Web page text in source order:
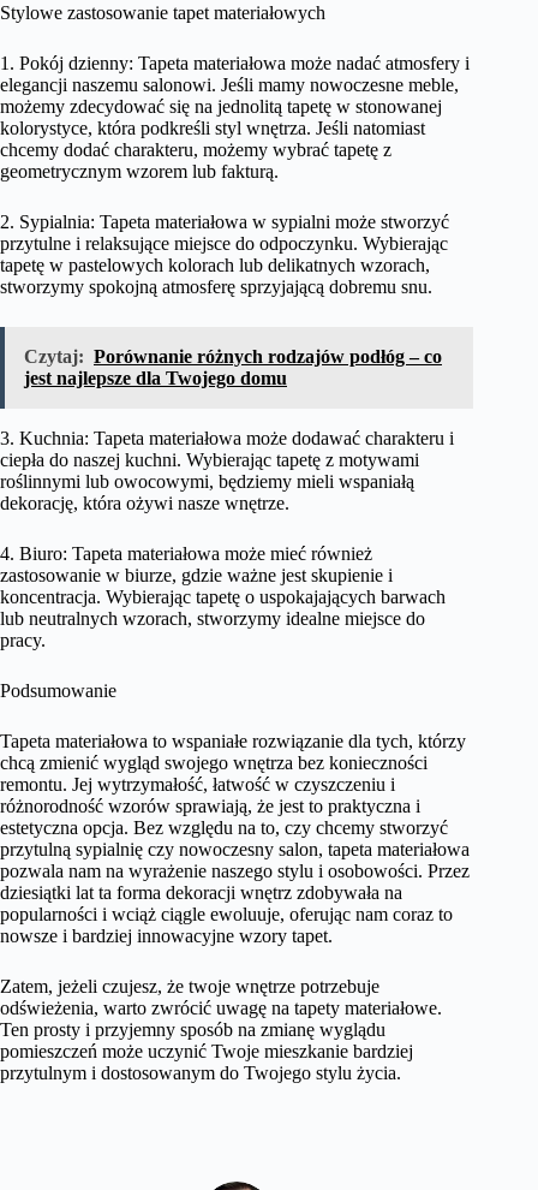
Stylowe zastosowanie tapet materiałowych
1. Pokój dzienny: Tapeta materiałowa może nadać atmosfery i
elegancji naszemu salonowi. Jeśli mamy nowoczesne meble,
możemy zdecydować się na jednolitą tapetę w stonowanej
kolorystyce, która podkreśli styl wnętrza. Jeśli natomiast
chcemy dodać charakteru, możemy wybrać tapetę z
geometrycznym wzorem lub fakturą.
2. Sypialnia: Tapeta materiałowa w sypialni może stworzyć
przytulne i relaksujące miejsce do odpoczynku. Wybierając
tapetę w pastelowych kolorach lub delikatnych wzorach,
stworzymy spokojną atmosferę sprzyjającą dobremu snu.
Czytaj: Porównanie różnych rodzajów podłóg – co
jest najlepsze dla Twojego domu
3. Kuchnia: Tapeta materiałowa może dodawać charakteru i
ciepła do naszej kuchni. Wybierając tapetę z motywami
roślinnymi lub owocowymi, będziemy mieli wspaniałą
dekorację, która ożywi nasze wnętrze.
4. Biuro: Tapeta materiałowa może mieć również
zastosowanie w biurze, gdzie ważne jest skupienie i
koncentracja. Wybierając tapetę o uspokajających barwach
lub neutralnych wzorach, stworzymy idealne miejsce do
pracy.
Podsumowanie
Tapeta materiałowa to wspaniałe rozwiązanie dla tych, którzy
chcą zmienić wygląd swojego wnętrza bez konieczności
remontu. Jej wytrzymałość, łatwość w czyszczeniu i
różnorodność wzorów sprawiają, że jest to praktyczna i
estetyczna opcja. Bez względu na to, czy chcemy stworzyć
przytulną sypialnię czy nowoczesny salon, tapeta materiałowa
pozwala nam na wyrażenie naszego stylu i osobowości. Przez
dziesiątki lat ta forma dekoracji wnętrz zdobywała na
popularności i wciąż ciągle ewoluuje, oferując nam coraz to
nowsze i bardziej innowacyjne wzory tapet.
Zatem, jeżeli czujesz, że twoje wnętrze potrzebuje
odświeżenia, warto zwrócić uwagę na tapety materiałowe.
Ten prosty i przyjemny sposób na zmianę wyglądu
pomieszczeń może uczynić Twoje mieszkanie bardziej
przytulnym i dostosowanym do Twojego stylu życia.